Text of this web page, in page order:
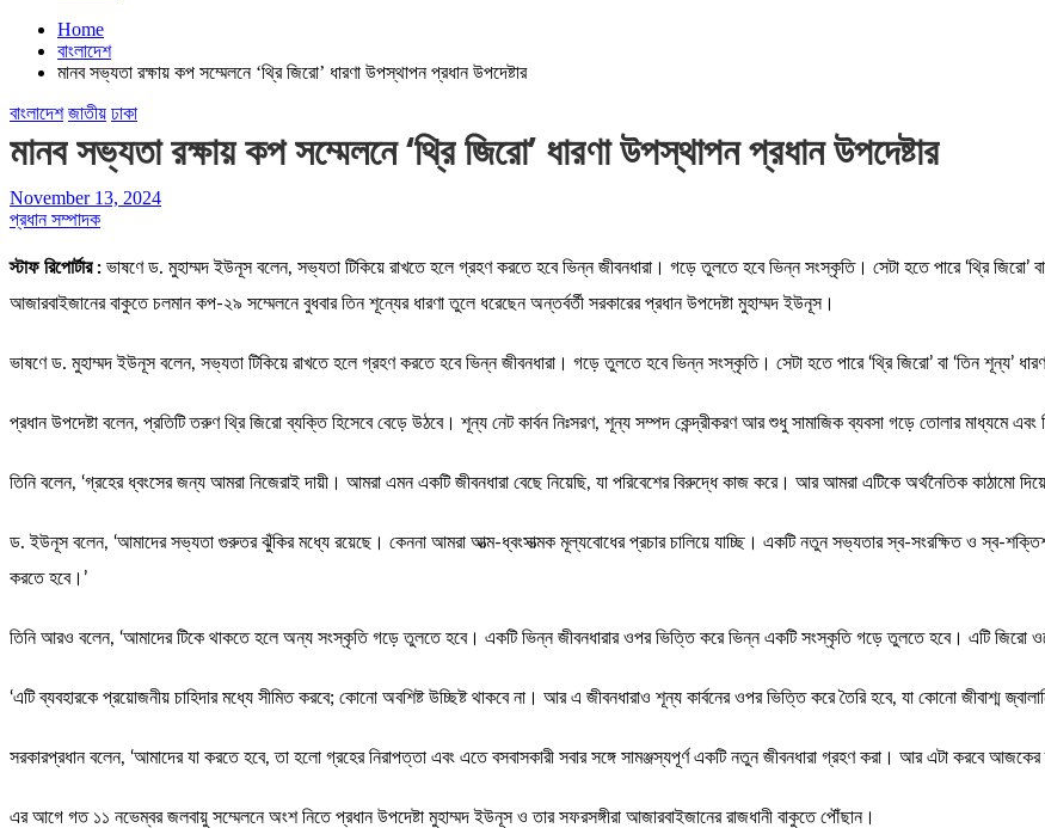
Home
বাংলাদেশ
মানব সভ্যতা রক্ষায় কপ সম্মেলনে ‘থ্রি জিরো’ ধারণা উপস্থাপন প্রধান উপদেষ্টার
বাংলাদেশ জাতীয় ঢাকা
মানব সভ্যতা রক্ষায় কপ সম্মেলনে ‘থ্রি জিরো’ ধারণা উপস্থাপন প্রধান উপদেষ্টার
November 13, 2024
প্রধান সম্পাদক
স্টাফ রিপোর্টার : ভাষণে ড. মুহাম্মদ ইউনূস বলেন, সভ্যতা টিকিয়ে রাখতে হলে গ্রহণ করতে হবে ভিন্ন জীবনধারা। গড়ে তুলতে হবে ভিন্ন সংস্কৃতি। সেটা হতে পারে ‘থ্রি জিরো’ বা
আজারবাইজানের বাকুতে চলমান কপ-২৯ সম্মেলনে বুধবার তিন শূন্যের ধারণা তুলে ধরেছেন অন্তর্বর্তী সরকারের প্রধান উপদেষ্টা মুহাম্মদ ইউনূস।
ভাষণে ড. মুহাম্মদ ইউনূস বলেন, সভ্যতা টিকিয়ে রাখতে হলে গ্রহণ করতে হবে ভিন্ন জীবনধারা। গড়ে তুলতে হবে ভিন্ন সংস্কৃতি। সেটা হতে পারে ‘থ্রি জিরো’ বা ‘তিন শূন্য’
প্রধান উপদেষ্টা বলেন, প্রতিটি তরুণ থ্রি জিরো ব্যক্তি হিসেবে বেড়ে উঠবে। শূন্য নেট কার্বন নিঃসরণ, শূন্য সম্পদ কেন্দ্রীকরণ আর শুধু সামাজিক ব্যবসা গড়ে তোলার মাধ্যমে
তিনি বলেন, ‘গ্রহের ধ্বংসের জন্য আমরা নিজেরাই দায়ী। আমরা এমন একটি জীবনধারা বেছে নিয়েছি, যা পরিবেশের বিরুদ্ধে কাজ করে। আর আমরা এটিকে অর্থনৈতিক কাঠামো
ড. ইউনূস বলেন, ‘আমাদের সভ্যতা গুরুতর ঝুঁকির মধ্যে রয়েছে। কেননা আমরা আত্ম-ধ্বংসাত্মক মূল্যবোধের প্রচার চালিয়ে যাচ্ছি। একটি নতুন সভ্যতার স্ব-সংরক্ষিত ও স্ব-
করতে হবে।’
তিনি আরও বলেন, ‘আমাদের টিকে থাকতে হলে অন্য সংস্কৃতি গড়ে তুলতে হবে। একটি ভিন্ন জীবনধারার ওপর ভিত্তি করে ভিন্ন একটি সংস্কৃতি গড়ে তুলতে হবে। এটি জিরো
‘এটি ব্যবহারকে প্রয়োজনীয় চাহিদার মধ্যে সীমিত করবে; কোনো অবশিষ্ট উচ্ছিষ্ট থাকবে না। আর এ জীবনধারাও শূন্য কার্বনের ওপর ভিত্তি করে তৈরি হবে, যা কোনো জীবাশ্ম
সরকারপ্রধান বলেন, ‘আমাদের যা করতে হবে, তা হলো গ্রহের নিরাপত্তা এবং এতে বসবাসকারী সবার সঙ্গে সামঞ্জস্যপূর্ণ একটি নতুন জীবনধারা গ্রহণ করা। আর এটা করবে
এর আগে গত ১১ নভেম্বর জলবায়ু সম্মেলনে অংশ নিতে প্রধান উপদেষ্টা মুহাম্মদ ইউনূস ও তার সফরসঙ্গীরা আজারবাইজানের রাজধানী বাকুতে পৌঁছান।